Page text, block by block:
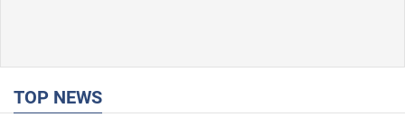
TOP NEWS